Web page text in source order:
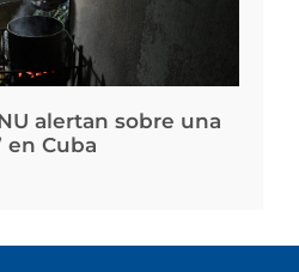
alertan sobre una
en Cuba